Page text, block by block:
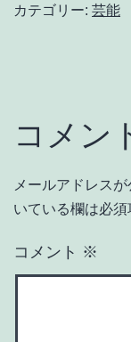
カテゴリー: 芸能
コメン
メールアドレス
いている欄は必須
コメント ※